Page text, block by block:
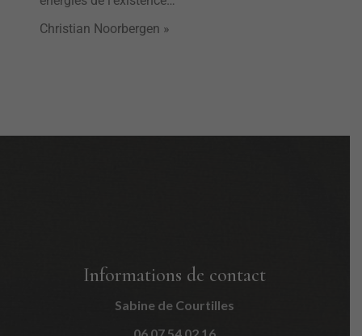
Christian Noorbergen »
Informations de contact
Sabine de Courtilles